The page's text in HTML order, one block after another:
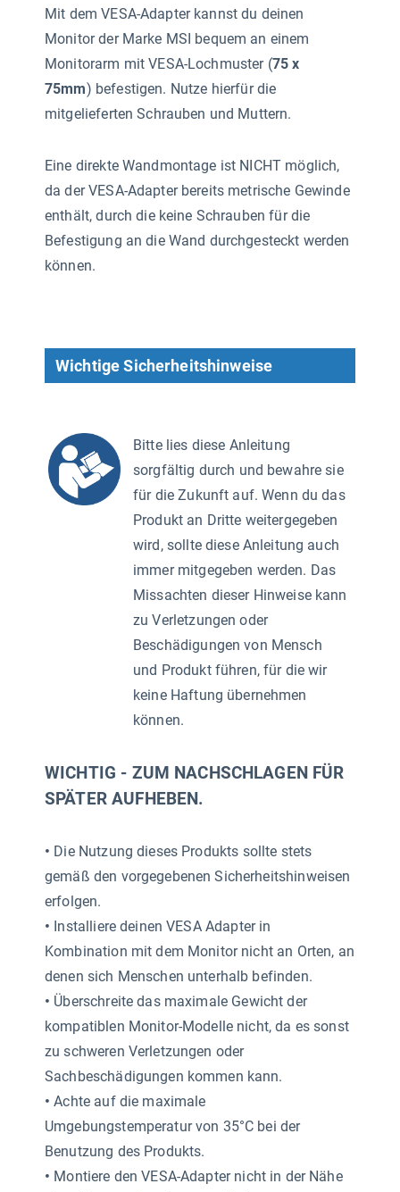
Mit dem VESA-Adapter kannst du deinen
Monitor der Marke MSI bequem an einem
Monitorarm mit VESA-Lochmuster (75 x
75mm) befestigen. Nutze hierfür die
mitgelieferten Schrauben und Muttern.
Eine direkte Wandmontage ist NICHT möglich,
da der VESA-Adapter bereits metrische Gewinde
enthält, durch die keine Schrauben für die
Befestigung an die Wand durchgesteckt werden
können.
Wichtige Sicherheitshinweise
Bitte lies diese Anleitung
sorgfältig durch und bewahre sie
für die Zukunft auf. Wenn du das
Produkt an Dritte weitergegeben
wird, sollte diese Anleitung auch
immer mitgegeben werden. Das
Missachten dieser Hinweise kann
zu Verletzungen oder
Beschädigungen von Mensch
und Produkt führen, für die wir
keine Haftung übernehmen
können.
WICHTIG - ZUM NACHSCHLAGEN FÜR
SPÄTER AUFHEBEN.
• Die Nutzung dieses Produkts sollte stets
gemäß den vorgegebenen Sicherheitshinweisen
erfolgen.
• Installiere deinen VESA Adapter in
Kombination mit dem Monitor nicht an Orten, an
denen sich Menschen unterhalb befinden.
• Überschreite das maximale Gewicht der
kompatiblen Monitor-Modelle nicht, da es sonst
zu schweren Verletzungen oder
Sachbeschädigungen kommen kann.
• Achte auf die maximale
Umgebungstemperatur von 35°C bei der
Benutzung des Produkts.
• Montiere den VESA-Adapter nicht in der Nähe